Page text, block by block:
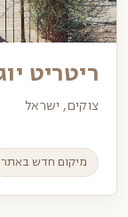
ריטריט
צוקים, ישראל
מיקום חדש באתר